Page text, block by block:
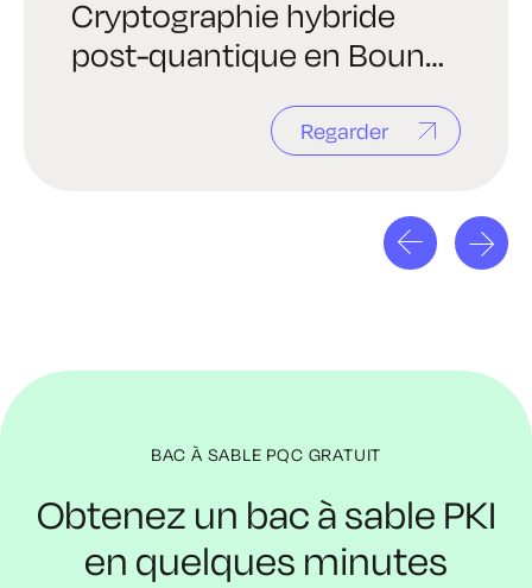
Cryptographie hybride
post-quantique en Bouncy
Regarder
BAC À SABLE PQC GRATUIT
Obtenez un bac à sable PKI
en quelques minutes